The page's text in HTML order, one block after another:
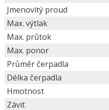
Jmenovitý proud
Max. výtlak
Max. průtok
Max. ponor
Průměr čerpadla
Délka čerpadla
Hmotnost
Závit